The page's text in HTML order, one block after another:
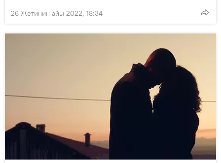
26 Жетинин айы 2022, 18:34